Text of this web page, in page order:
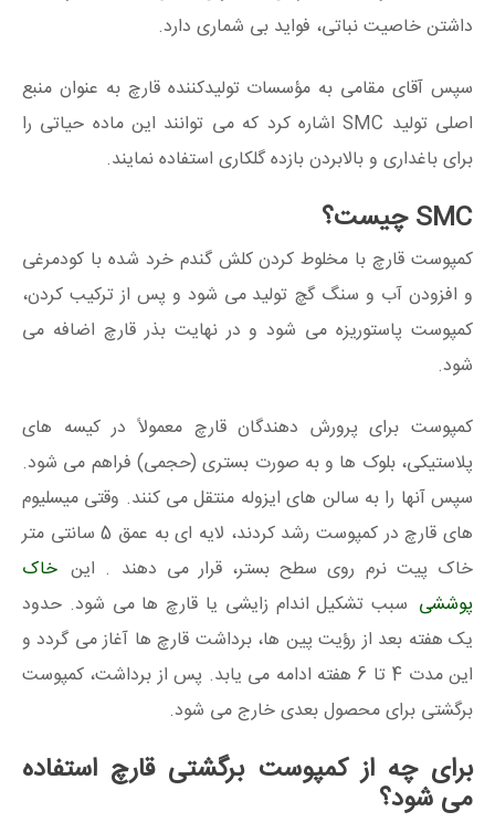
داشتن خاصیت نباتی، فواید بی شماری دارد.
سپس آقای مقامی به مؤسسات تولیدکننده قارچ به عنوان منبع
اصلی تولید SMC اشاره کرد که می توانند این ماده حیاتی را
برای باغداری و بالابردن بازده گلکاری استفاده نمایند.
SMC چیست؟
کمپوست قارچ با مخلوط کردن کلش گندم خرد شده با کودمرغی
و افزودن آب و سنگ گچ تولید می شود و پس از ترکیب کردن،
کمپوست پاستوریزه می شود و در نهایت بذر قارچ اضافه می
شود.
کمپوست برای پرورش دهندگان قارچ معمولاً در کیسه های
پلاستیکی، بلوک ها و به صورت بستری (حجمی) فراهم می شود.
سپس آنها را به سالن های ایزوله منتقل می کنند. وقتی میسلیوم
های قارچ در کمپوست رشد کردند، لایه ای به عمق 5 سانتی متر
خاک پیت نرم روی سطح بستر، قرار می دهند . این خاک
پوششی سبب تشکیل اندام زایشی یا قارچ ها می شود. حدود
یک هفته بعد از رؤیت پین ها، برداشت قارچ ها آغاز می گردد و
این مدت 4 تا 6 هفته ادامه می یابد. پس از برداشت، کمپوست
برگشتی برای محصول بعدی خارج می شود.
برای چه از کمپوست برگشتی قارچ استفاده
می شود؟